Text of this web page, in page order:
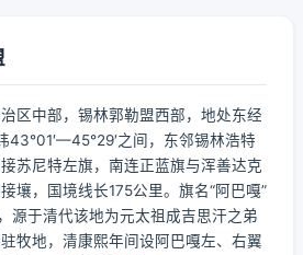
区中部，锡林郭勒盟西部，地处东经
43°01′—45°29′之间，东邻锡林浩特
苏尼特左旗，南连正蓝旗与浑善达克
壤，国境线长175公里。旗名“阿巴嘎”
源于清代该地为元太祖成吉思汗之弟
牧地，清康熙年间设阿巴嘎左、右翼